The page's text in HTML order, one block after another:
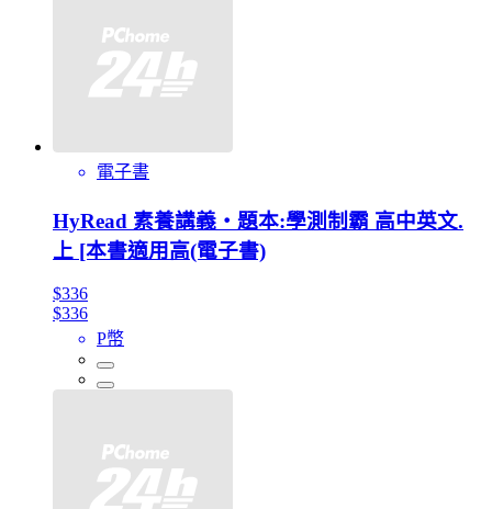
電子書
HyRead 素養講義‧題本:學測制霸 高中英文.
上 [本書適用高(電子書)
$336
$336
P幣